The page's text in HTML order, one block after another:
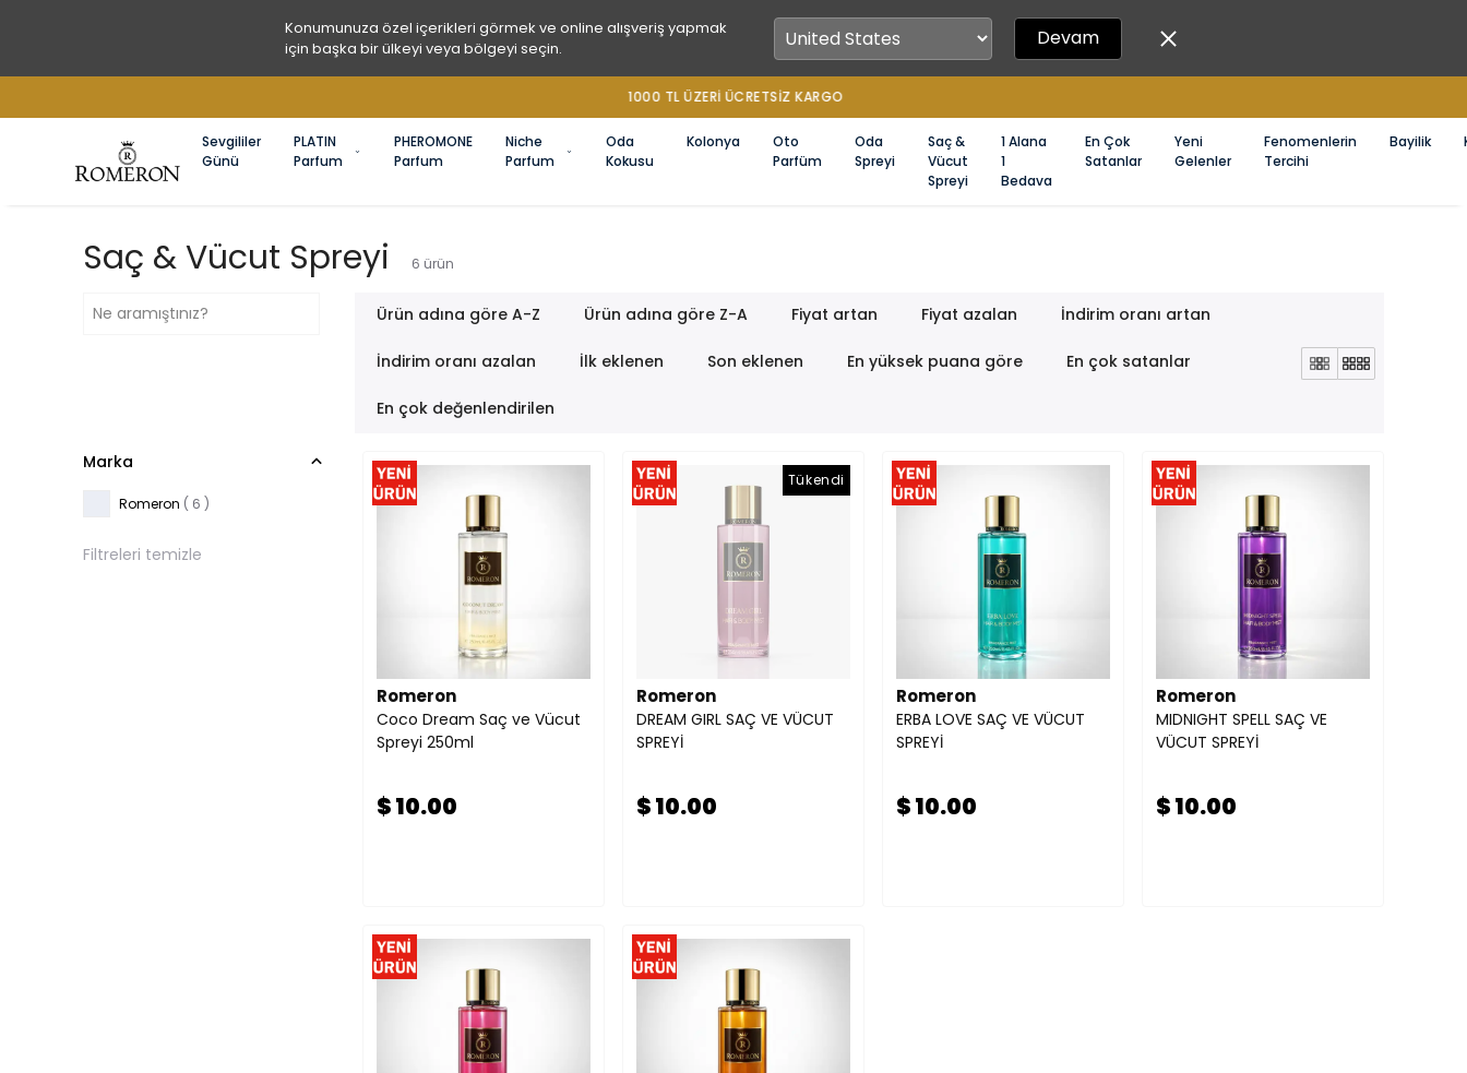
Konumunuza özel içerikleri görmek ve online alışveriş yapmak
için başka bir ülkeyi veya bölgeyi seçin.
Devam
1000 TL ÜZERİ ÜCRETSİZ KARGO
Sevgililer
Günü
PLATIN
Parfum
PHEROMONE
Parfum
Niche
Parfum
Oda
Kokusu
Kolonya
Oto
Parfüm
Oda
Spreyi
Saç &
Vücut
Spreyi
1 Alana
1
Bedava
En Çok
Satanlar
Yeni
Gelenler
Fenomenlerin
Tercihi
Bayilik
Saç & Vücut Spreyi 6 ürün
Ürün adına göre A-Z Ürün adına göre Z-A Fiyat artan Fiyat azalan İndirim oranı artan
İndirim oranı azalan İlk eklenen Son eklenen En yüksek puana göre En çok satanlar
En çok değenlendirilen
Marka
Romeron ( 6 )
Filtreleri temizle
Romeron
Coco Dream Saç ve Vücut
Spreyi 250ml
$ 10.00
Tükendi
Romeron
DREAM GIRL SAÇ VE VÜCUT
SPREYİ
$ 10.00
Romeron
ERBA LOVE SAÇ VE VÜCUT
SPREYİ
$ 10.00
Romeron
MIDNIGHT SPELL SAÇ VE
VÜCUT SPREYİ
$ 10.00